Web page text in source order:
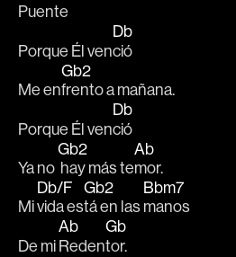
Puente
Porque Él ven
Db
ció
Me en
Gb2
frento a mañana.
Porque Él ven
Db
ció
Ya no
Gb2
hay más te
Ab
mor.
Mi
Db/F
vida es
Gb2
tá en las
Bbm7
manos
De mi
Ab
Reden
Gb
tor.